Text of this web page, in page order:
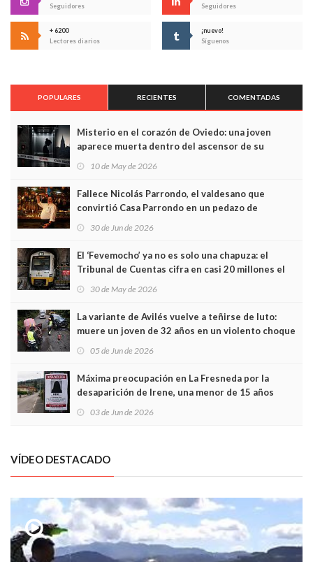
Seguidores Seguidores
+ 6200
Lectores diarios
¡nuevo!
Síguenos
POPULARES RECIENTES COMENTADAS
Misterio en el corazón de Oviedo: una joven
aparece muerta dentro del ascensor de su
edificio y las cámaras captan sus últimos minutos
10 de May de 2026
Fallece Nicolás Parrondo, el valdesano que
convirtió Casa Parrondo en un pedazo de
Asturias en Madrid
30 de Jun de 2026
El ‘Fevemocho’ ya no es solo una chapuza: el
Tribunal de Cuentas cifra en casi 20 millones el
sobrecoste de los trenes que no cabían por los
30 de May de 2026
La variante de Avilés vuelve a teñirse de luto:
muere un joven de 32 años en un violento choque
frontal
05 de Jun de 2026
Máxima preocupación en La Fresneda por la
desaparición de Irene, una menor de 15 años
03 de Jun de 2026
VÍDEO DESTACADO